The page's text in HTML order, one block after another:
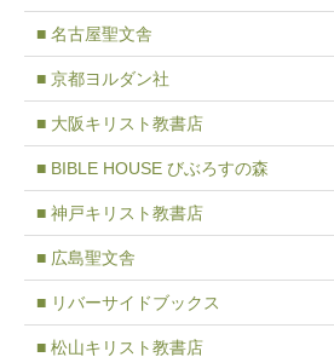
■ 名古屋聖文舎
■ 京都ヨルダン社
■ 大阪キリスト教書店
■ BIBLE HOUSE びぶろすの森
■ 神戸キリスト教書店
■ 広島聖文舎
■ リバーサイドブックス
■ 松山キリスト教書店